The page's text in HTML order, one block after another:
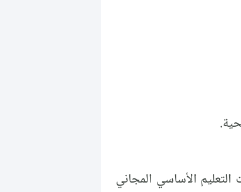
التعليم الأساسي المجاني